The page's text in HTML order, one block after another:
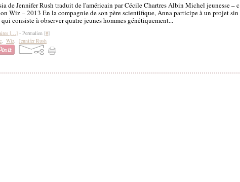
de Jennifer Rush traduit de l'américain par Cécile Chartres Albin Michel jeunesse – c
Wiz – 2013 En la compagnie de son père scientifique, Anna participe à un projet sin
consiste à observer quatre jeunes hommes génétiquement...
[…] - Permalien [#]
, Wiz, Jennifer Rush